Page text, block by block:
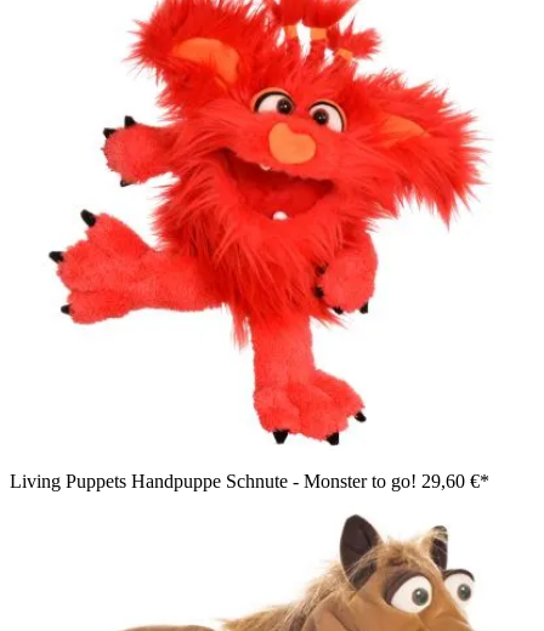
Living Puppets Handpuppe Schnute - Monster to go! 29,60 €*